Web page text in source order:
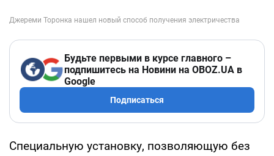
Будьте первыми в курсе главного –
подпишитесь на Новини на OBOZ.UA в
Google
Подписаться
Специальную установку, позволяющую без